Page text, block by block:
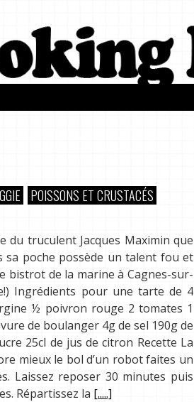
POISSONS ET CRUSTACÉS
du truculent Jacques Maximin que
sa poche possède un talent fou et
bistrot de la marine à Cagnes-sur-
Ingrédients pour une tarte de 4
½ poivron rouge 2 tomates 1
de boulanger 4g de sel 190g de
25cl de jus de citron Recette La
mieux le bol d’un robot faites un
Laissez reposer 30 minutes puis
Répartissez la [.....]